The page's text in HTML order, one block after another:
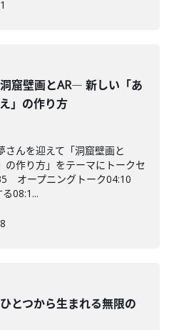
窟壁画とAR― 新しい「あ
」の作り方
さんを迎えて「洞窟壁画と
作り方」をテーマにトークセ
オープニングトーク04:10
08:1...
とつから生まれる無限の